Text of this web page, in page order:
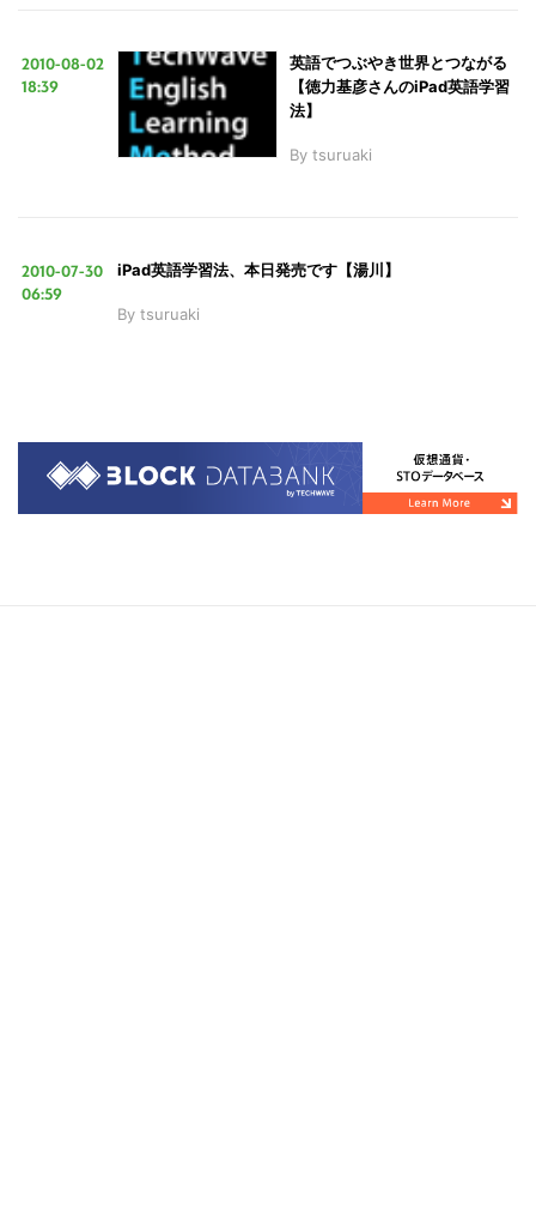
2010-08-02
18:39
英語でつぶやき世界とつながる
【徳力基彦さんのiPad英語学習
法】
By tsuruaki
2010-07-30
06:59
iPad英語学習法、本日発売です【湯川】
By tsuruaki